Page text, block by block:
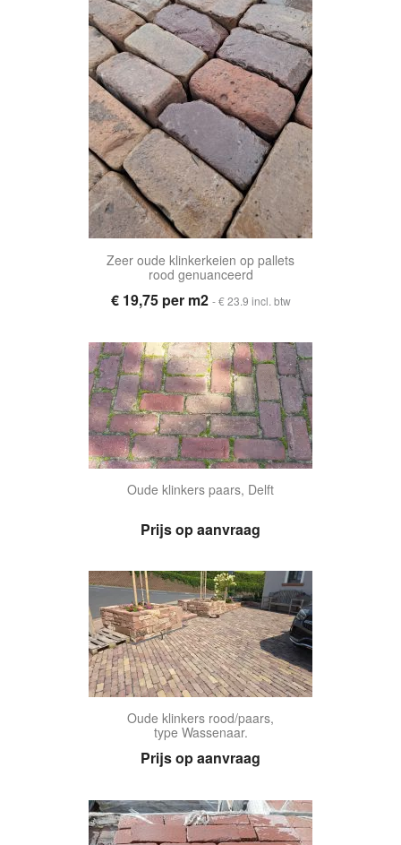
Zeer oude klinkerkeien op pallets
rood genuanceerd
€ 19,75 per m2 - € 23.9 incl. btw
Oude klinkers paars, Delft
Prijs op aanvraag
Oude klinkers rood/paars,
type Wassenaar.
Prijs op aanvraag